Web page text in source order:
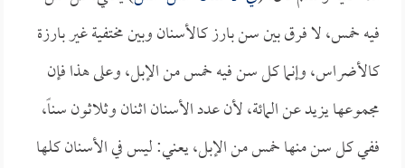
فيه خمس، لا فرق بين سن بارز كالأسنان وبين مختفية غير بارزة
كالأضراس، وإنما كل سن فيه خمس من الإبل، وعلى هذا فإن
مجموعها يزيد عن المائة، لأن عدد الأسنان اثنان وثلاثون سناً،
ففي كل سن منها خمس من الإبل، يعني: ليس في الأسنان كلها